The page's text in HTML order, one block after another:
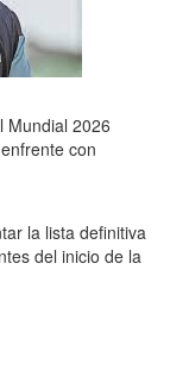
Mundial 2026
con
la lista definitiva
del inicio de la